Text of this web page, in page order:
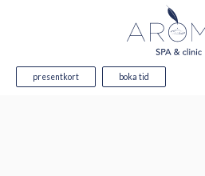
presentkort boka tid